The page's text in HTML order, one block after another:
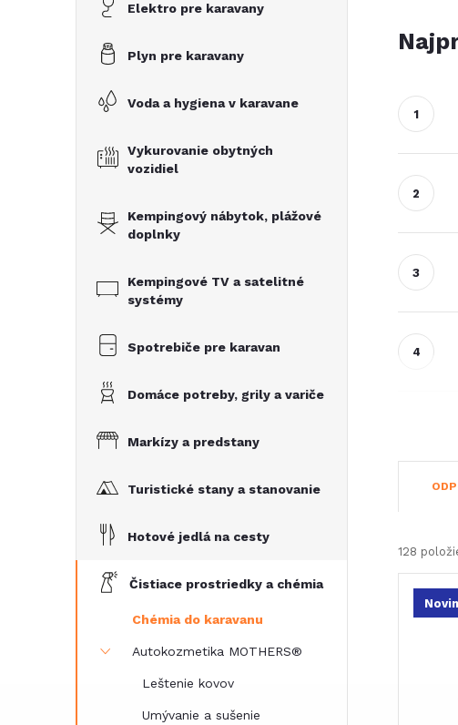
Elektro pre karavany
Plyn pre karavany
Voda a hygiena v karavane
Vykurovanie obytných
vozidiel
Kempingový nábytok, plážové
doplnky
Kempingové TV a satelitné
systémy
Spotrebiče pre karavan
Domáce potreby, grily a variče
Markízy a predstany
Turistické stany a stanovanie
Hotové jedlá na cesty
Čistiace prostriedky a chémia
Chémia do karavanu
Autokozmetika MOTHERS®
Leštenie kovov
Umývanie a sušenie
d
e
128
V